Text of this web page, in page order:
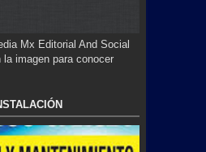
Mx Editorial And Social
la imagen para conocer